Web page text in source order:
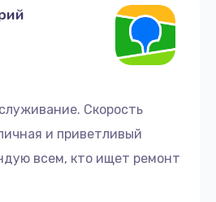
Скорость
и приветливый
всем, кто ищет ремонт